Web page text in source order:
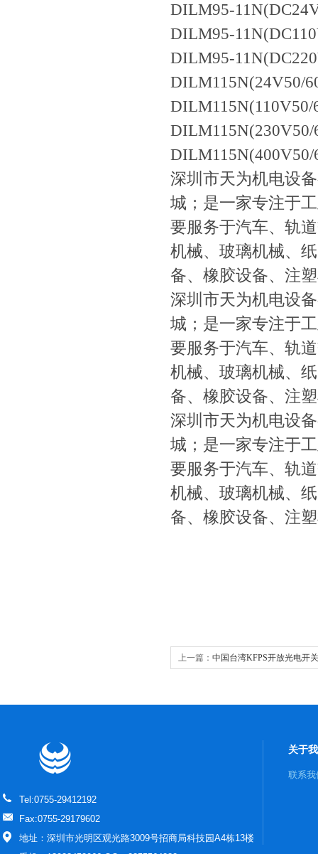
DILM95-
DILM95-
DILM95-
DILM115N(24V50/
DILM115N(110V50/
DILM115N(230V50/
DILM115N(400V50/
深圳市天为机电设
城；是一家专注于
要服务于汽车、轨
机械、玻璃机械、
备、橡胶设备、注
深圳市天为机电设
城；是一家专注于
要服务于汽车、轨
机械、玻璃机械、
备、橡胶设备、注
深圳市天为机电设
城；是一家专注于
要服务于汽车、轨
机械、玻璃机械、
备、橡胶设备、注
上一篇： 中国台湾KFPS开放光电开
Tel:0755-29412192
Fax:0755-29179602
地址：深圳市光明区观光路3009号招商局科技园A4栋13楼
关于
联系我